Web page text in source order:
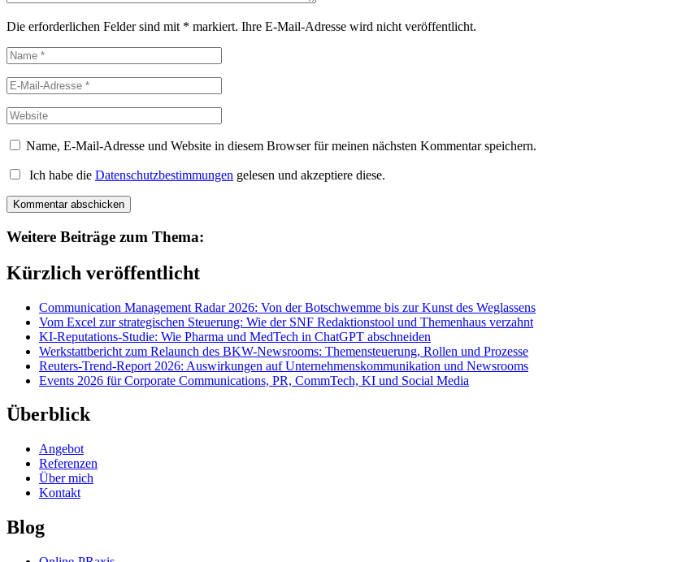
Die erforderlichen Felder sind mit * markiert. Ihre E-Mail-Adresse wird nicht veröffentlicht.
Name, E-Mail-Adresse und Website in diesem Browser für meinen nächsten Kommentar speichern.
Ich habe die Datenschutzbestimmungen gelesen und akzeptiere diese.
Weitere Beiträge zum Thema:
Kürzlich veröffentlicht
Communication Management Radar 2026: Von der Botschwemme bis zur Kunst des Weglassens
Vom Excel zur strategischen Steuerung: Wie der SNF Redaktionstool und Themenhaus verzahnt
KI-Reputations-Studie: Wie Pharma und MedTech in ChatGPT abschneiden
Werkstattbericht zum Relaunch des BKW-Newsrooms: Themensteuerung, Rollen und Prozesse
Reuters-Trend-Report 2026: Auswirkungen auf Unternehmenskommunikation und Newsrooms
Events 2026 für Corporate Communications, PR, CommTech, KI und Social Media
Überblick
Angebot
Referenzen
Über mich
Kontakt
Blog